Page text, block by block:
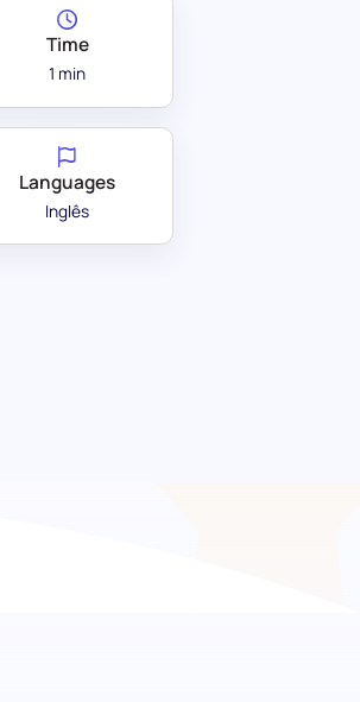
Time
1 min
Languages
Inglês